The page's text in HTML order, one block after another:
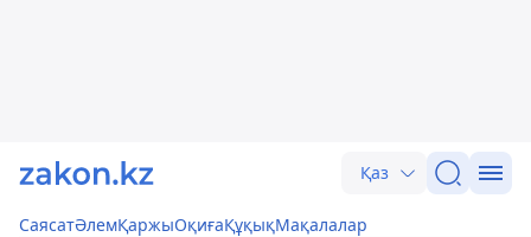
Қаз
СаясатӘлемҚаржыОқиғаҚұқықМақалалар